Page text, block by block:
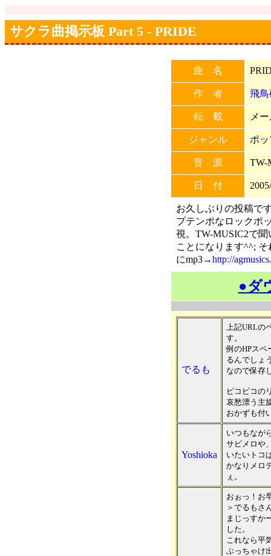
サクラ曲掲示板 Part 5 - PRIDE
曲 名
作 者 飛
転 載 メ
ジャンル ポ
音 源 TW-
日 付
お久しぶりの投稿で
プテンポなロックポ
視。TW-MUSIC2で
ことになります^^;
にmp3→http://
●ダ
でるも
上記URLの
す。
例のHPスペ
るんでしょ
なので保存
ピコピコの
哀愁漂う主
おかずも付
Yoshioka
いつもなが
サビメロや
いたいトコ
かなりメロ
ぇ。
おぉっ！お
＞でるもさ
まじっすか
した。
これなら平
ぶっちゃけ